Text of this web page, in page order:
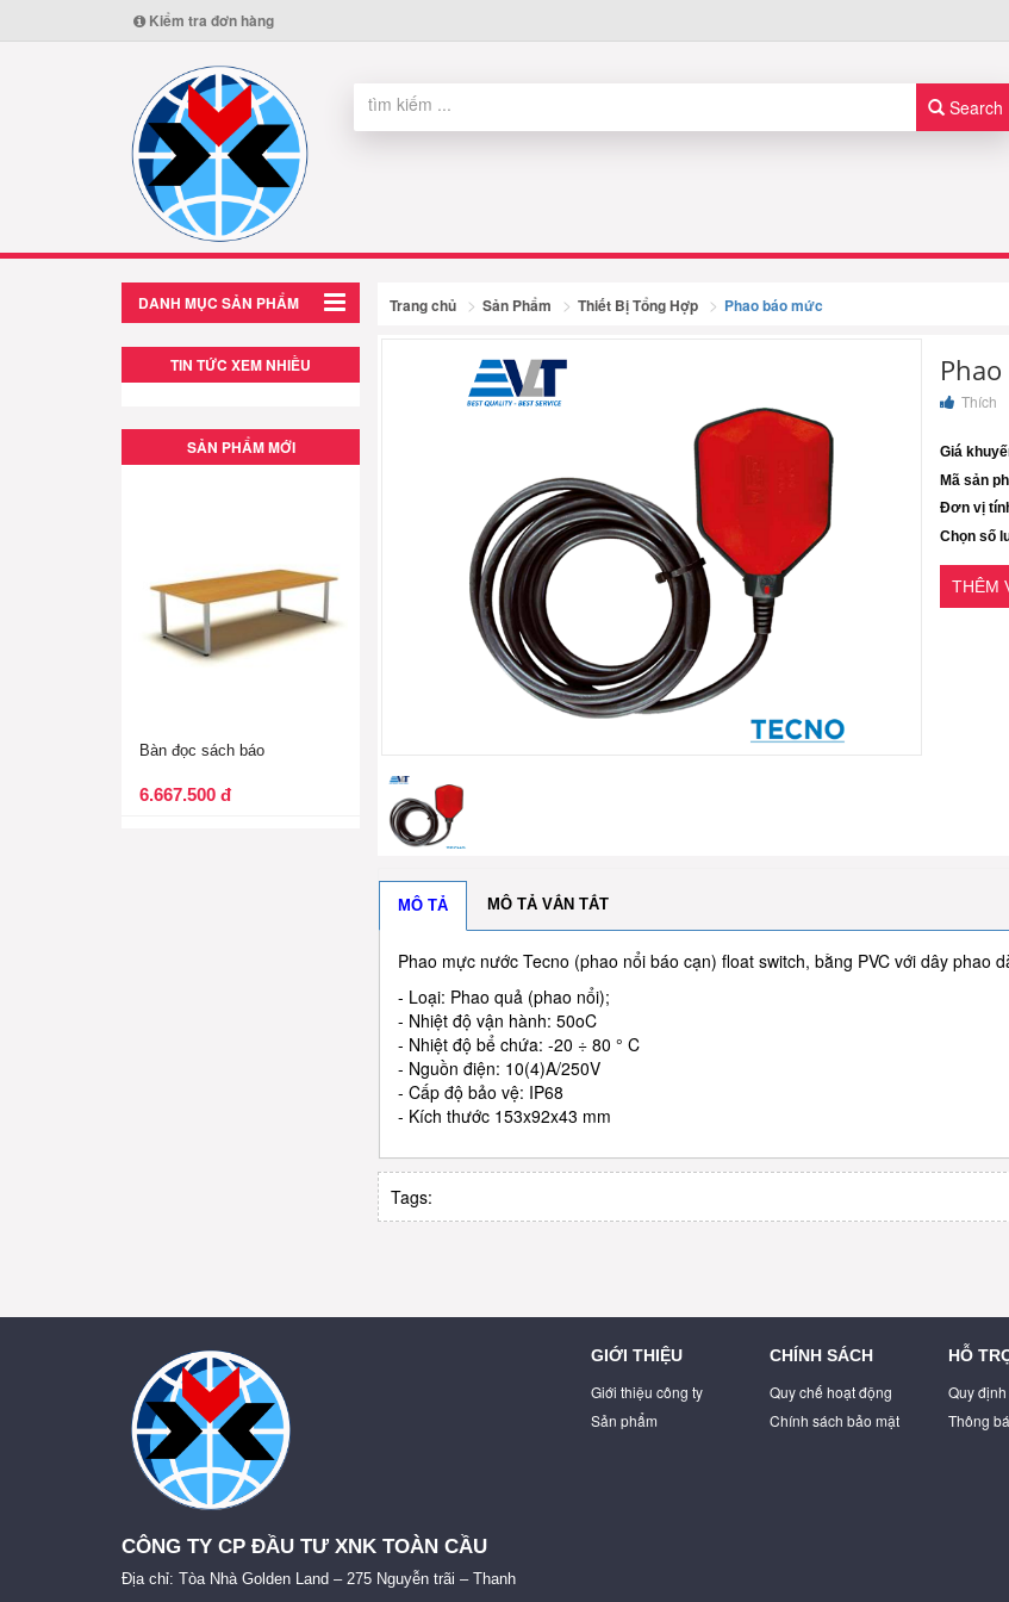
Kiểm tra đơn hàng
Search
DANH MỤC SẢN PHẨM
TIN TỨC XEM NHIỀU
SẢN PHẨM MỚI
Bàn đọc sách báo
6.667.500 đ
Trang chủ Sản Phẩm Thiết Bị Tổng Hợp Phao báo mức
Thích
Giá
Mã sản
Đơn vị
Chọn số
THÊM
MÔ TẢ MÔ TẢ VẮN TẮT
Phao mực nước Tecno (phao nổi báo cạn) float switch, bằng PVC với dây phao
- Loại: Phao quả (phao nổi);
- Nhiệt độ vận hành: 50oC
- Nhiệt độ bể chứa: -20 ÷ 80 ° C
- Nguồn điện: 10(4)A/250V
- Cấp độ bảo vệ: IP68
- Kích thước 153x92x43 mm
Tags:
CÔNG TY CP ĐẦU TƯ XNK TOÀN CẦU
Địa chỉ: Tòa Nhà Golden Land – 275 Nguyễn trãi – Thanh
GIỚI THIỆU
Giới thiệu công ty
Sản phẩm
CHÍNH SÁCH
Quy chế hoạt động
Chính sách bảo mật
HỖ
Quy định
Thông